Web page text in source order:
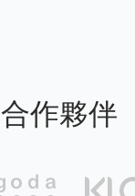
合作夥伴